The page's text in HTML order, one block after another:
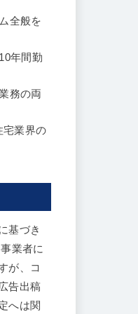
全般を
年間勤
務の両
宅業界の
基づき
業者に
が、コ
告出稿
へは関